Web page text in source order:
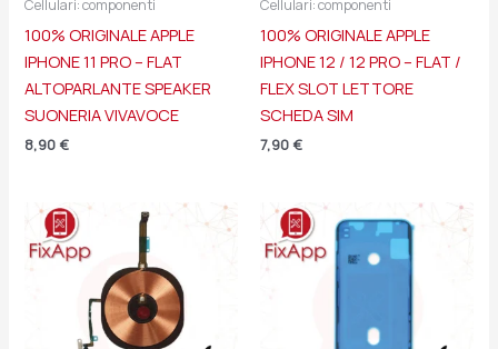
Cellulari: componenti
100% ORIGINALE APPLE
IPHONE 11 PRO – FLAT
ALTOPARLANTE SPEAKER
SUONERIA VIVAVOCE
8,90 €
Cellulari: componenti
100% ORIGINALE APPLE
IPHONE 12 / 12 PRO – FLAT /
FLEX SLOT LETTORE
SCHEDA SIM
7,90 €